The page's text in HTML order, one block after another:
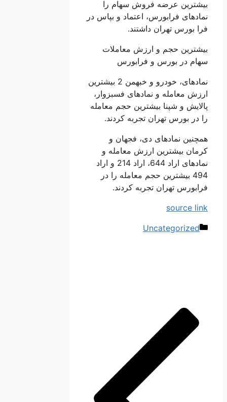
بیشترین عرضه فروش سهام را
نماد‌های فرابورس، اعتماد و بپاس در
فرا بورس تهران داشتند.
بیشترین حجم و ارزش معاملات
سهام در بورس و فرابورس
نماد‌های، خودرو و خبهمن 2 بیشترین
ارزش معامله و نماد‌های فسبزوار،
پالایش و شپنا بیشترین حجم معامله
را در بورس تهران تجربه کردند.
همچنین نماد‌های دی، فجهان و
کرمان بیشترین ارزش معامله و
نماد‌های اراد 644، اراد 214 و اراد
494 بیشترین حجم معامله را در
فرابورس تهران تجربه کردند.
source link
دسته‌ها
Uncategorized